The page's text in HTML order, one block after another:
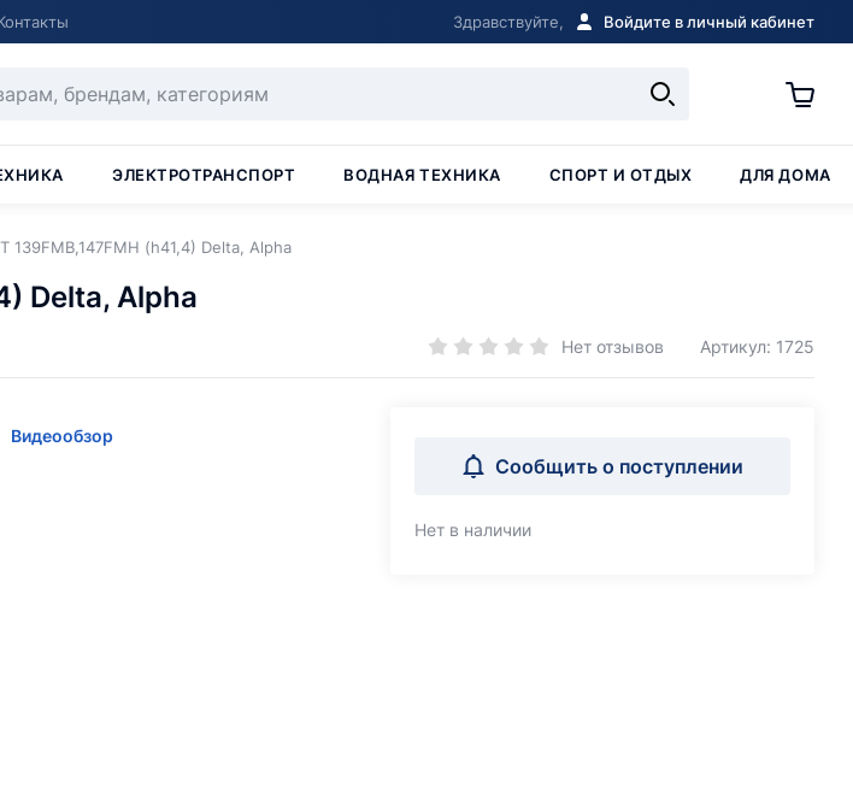
Здравствуйте, Войдите в личный кабинет
ЭЛЕКТРОТРАНСПОРТ ВОДНАЯ ТЕХНИКА СПОРТ И ОТДЫХ ДЛЯ ДОМА
139FMB,147FMH (h41,4) Delta, Alpha
Delta, Alpha
Нет отзывов Артикул: 1725
Видеообзор
Сообщить о поступлении
Нет в наличии